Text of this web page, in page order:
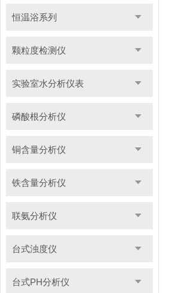
恒温浴系列
颗粒度检测仪
实验室水分析仪表
磷酸根分析仪
铜含量分析仪
铁含量分析仪
联氨分析仪
台式浊度仪
台式PH分析仪